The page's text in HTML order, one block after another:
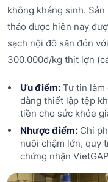
không kháng sinh.
thảo dược hiện nay
sạch nội đô săn đón
300.000đ/kg thịt lợn
Ưu điểm:Tự tin làm
dàng thiết lập tệp
tiền cho sức khỏe
Nhược điểm:Chi
nuôi chậm lớn, quy
chứng nhận